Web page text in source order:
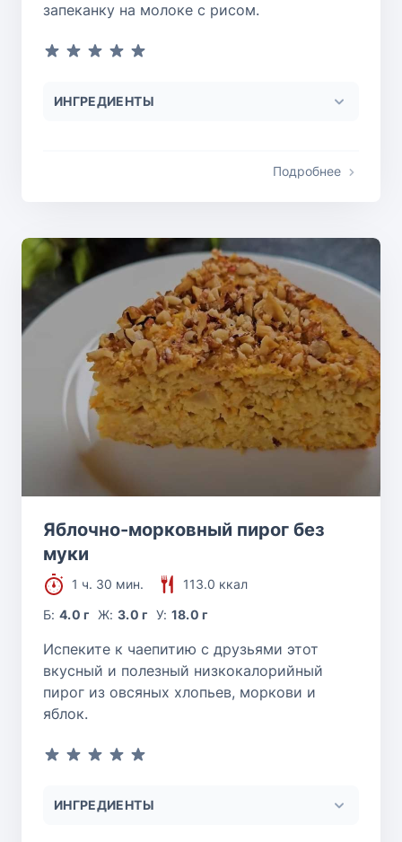
запеканку на молоке с рисом.
ИНГРЕДИЕНТЫ
Подробнее
Яблочно-морковный пирог без
муки
1 ч. 30 мин.
113.0 ккал
Б:4.0 г Ж: 3.0 г У: 18.0 г
Испеките к чаепитию с друзьями этот
вкусный и полезный низкокалорийный
пирог из овсяных хлопьев, моркови и
яблок.
ИНГРЕДИЕНТЫ